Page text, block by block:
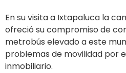
En su visita a Ixtapaluca la
ofreció su compromiso de
metrobús elevado a este
problemas de movilidad por
inmobiliario.